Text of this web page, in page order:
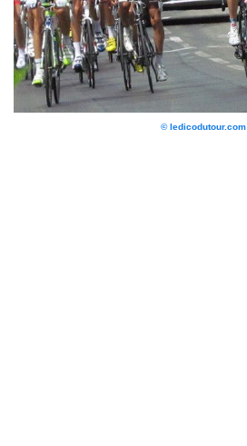
© ledicodutour.com